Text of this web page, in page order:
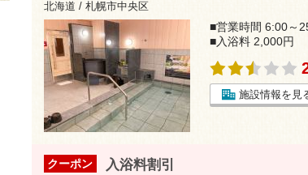
北海道 / 札幌市中央区
■営業時間 6:00～
■入浴料 2,000円
施設情報を見
クーポン 入浴料割引